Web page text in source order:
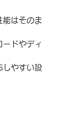
能はそのま
ードやディ
しやすい設